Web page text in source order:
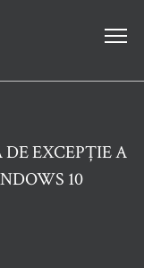
EXCEPȚIE A
10